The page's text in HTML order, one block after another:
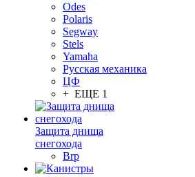
Odes
Polaris
Segway
Stels
Yamaha
Русская механика
ЦФ
+ ЕЩЕ 1
Защита днища
снегохода
Brp